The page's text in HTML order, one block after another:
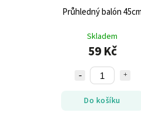
Průhledný balón
Skladem
59 Kč
Do košíku